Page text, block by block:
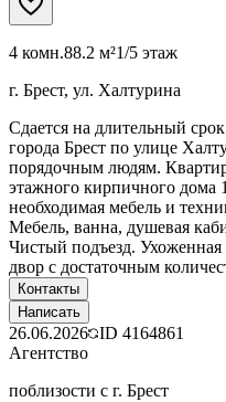
4 комн.88.2 м²1/5 этаж
г. Брест, ул. Халтурина
Сдается на длительный
города Брест по улице
порядочным людям.
этажного кирпичного дома
необходимая мебель и
Мебель, ванна, душевая
Чистый подъезд.
двор с достаточным
Контакты
Написать
26.06.2026 ID 4164861
Агентство
поблизости с г. Брест